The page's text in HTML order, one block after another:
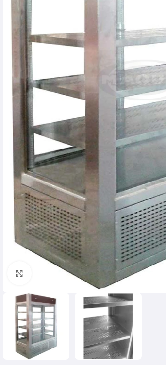
Click para agrandar